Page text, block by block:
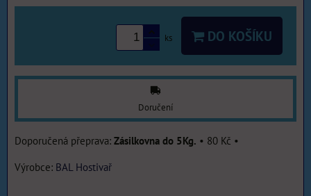
ks DO KOŠÍKU
Doručení
Zásilkovna do 5Kg. • 80 Kč •
Výrobce: BAL Hostivař